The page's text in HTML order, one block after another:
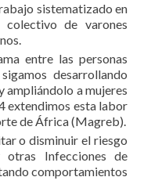
sistematizado en
de varones
entre las personas
desarrollando
ampliándolo a mujeres
extendimos esta labor
de África (Magreb).
o disminuir el riesgo
Infecciones de
comportamientos